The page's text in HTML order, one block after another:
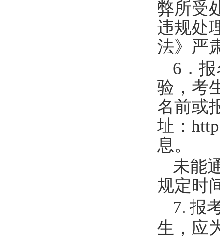
弊所受
违规处
法》严
6 ．
验，考
名前或
址：
息。
未能
规定时
7. 报
生，应